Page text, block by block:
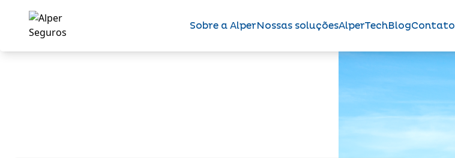
Sobre a AlperNossas soluçõesAlperTechBlogContato